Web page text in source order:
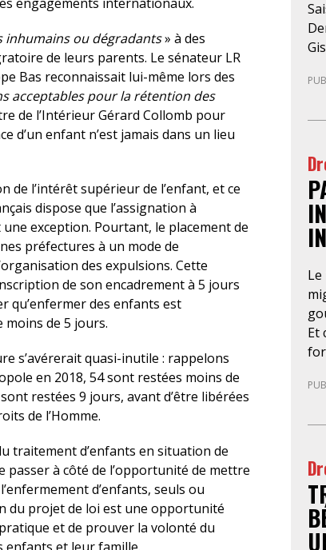
inhumains ou dégradants» à des
de leurs parents. Le sénateur LR
Bas reconnaissait lui-même lors des
acceptables pour la rétention des
de l’Intérieur Gérard Collomb pour
d’un enfant n’est jamais dans un lieu
de l’intérêt supérieur de l’enfant, et ce
dispose que l’assignation à
exception. Pourtant, le placement de
préfectures à un mode de
des expulsions. Cette
de son encadrement à 5 jours
qu’enfermer des enfants est
moins de 5 jours.
s’avérerait quasi-inutile : rappelons
en 2018, 54 sont restées moins de
restées 9 jours, avant d’être libérées
de l’Homme.
traitement d’enfants en situation de
passer à côté de l’opportunité de mettre
d’enfants, seuls ou
du projet de loi est une opportunité
et de prouver la volonté du
Et
le
et